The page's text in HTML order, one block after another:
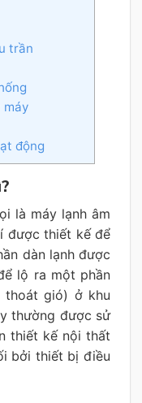
trần
máy
động
là máy lạnh âm
được thiết kế để
dàn lạnh được
lộ ra một phần
thoát gió) ở khu
thường được sử
thiết kế nội thất
bởi thiết bị điều